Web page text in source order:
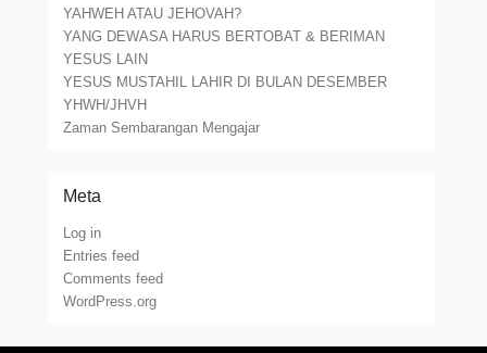
YAHWEH ATAU JEHOVAH?
YANG DEWASA HARUS BERTOBAT & BERIMAN
YESUS LAIN
YESUS MUSTAHIL LAHIR DI BULAN DESEMBER
YHWH/JHVH
Zaman Sembarangan Mengajar
Meta
Log in
Entries feed
Comments feed
WordPress.org